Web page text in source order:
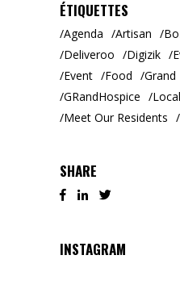
ÉTIQUETTES
Agenda Artisan
Deliveroo
Digizik
Event
Food
Grand
GRandHospice
Local
Meet Our Residents
SHARE
INSTAGRAM